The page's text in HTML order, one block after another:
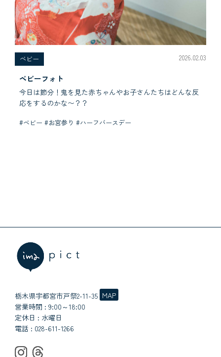
べビー 2026.02.03
ベビーフォト
今日は節分！鬼を見た赤ちゃんやお子さんたちはどんな反
応をするのかな〜？？
#ベビー #お宮参り #ハーフバースデー
栃木県宇都宮市戸祭2-11-35 MAP
営業時間 : 9:00～18:00
定休日 : 水曜日
電話 : 028-611-1266